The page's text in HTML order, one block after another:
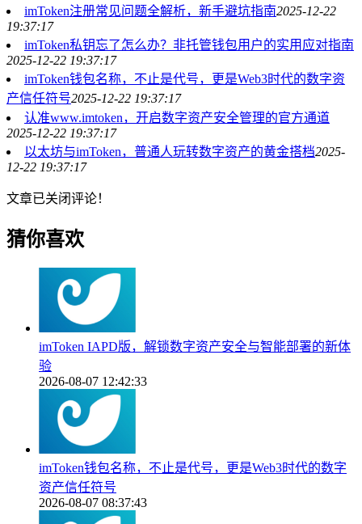
imToken注册常见问题全解析，新手避坑指南2025-12-22
19:37:17
imToken私钥忘了怎么办？非托管钱包用户的实用应对指南
2025-12-22 19:37:17
imToken钱包名称，不止是代号，更是Web3时代的数字资
产信任符号2025-12-22 19:37:17
认准www.imtoken，开启数字资产安全管理的官方通道
2025-12-22 19:37:17
以太坊与imToken，普通人玩转数字资产的黄金搭档2025-
12-22 19:37:17
文章已关闭评论！
猜你喜欢
imToken IAPD版，解锁数字资产安全与智能部署的新体
验
2026-08-07 12:42:33
imToken钱包名称，不止是代号，更是Web3时代的数字
资产信任符号
2026-08-07 08:37:43